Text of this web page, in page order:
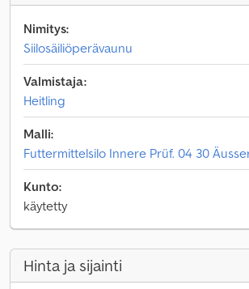
Nimitys:
Siilosäiliöperävaunu
Valmistaja:
Heitling
Malli:
Futtermittelsilo Innere Prüf. 04 30
Kunto:
käytetty
Hinta ja sijainti